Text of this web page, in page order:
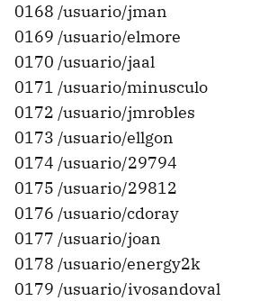
0168 /usuario/jman
0169 /usuario/elmore
0170 /usuario/jaal
0171 /usuario/minusculo
0172 /usuario/jmrobles
0173 /usuario/ellgon
0174 /usuario/29794
0175 /usuario/29812
0176 /usuario/cdoray
0177 /usuario/joan
0178 /usuario/energy2k
0179 /usuario/ivosandoval